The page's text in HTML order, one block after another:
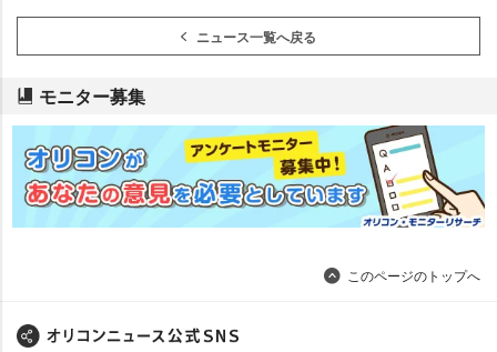
ニュース一覧へ戻る
モニター募集
このページのトップへ